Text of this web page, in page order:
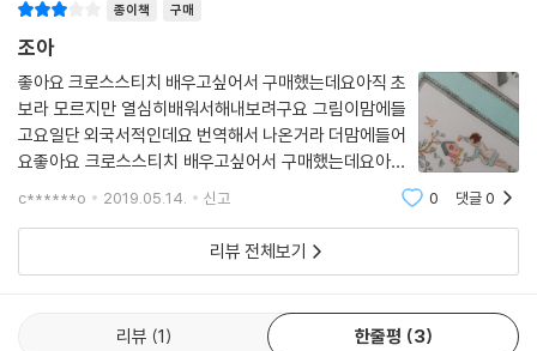
종이책 구매
조아
좋아요 크로스스티치 배우고싶어서 구매했는데요아직 초
보라 모르지만 열심히배워서해내보려구요 그림이맘에들
고요일단 외국서적인데요 번역해서 나온거라 더맘에들어
요좋아요 크로스스티치 배우고싶어서 구매했는데요아직
초보라 모르지만 열심히배워서해내보려구요 그림이맘에
어요좋아요 크로스스티치 배우고싶어서 구매했는데요
c******o 2019.05.14. 신고 0 댓글0
리뷰 전체보기
리뷰 1 한줄평 3